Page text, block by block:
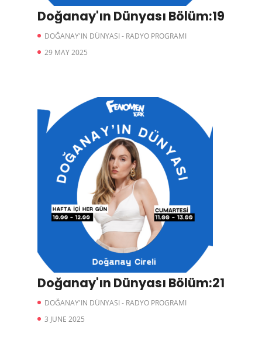
Doğanay'ın Dünyası Bölüm:19
DOĞANAY'IN DÜNYASI - RADYO PROGRAMI
29 MAY 2025
Doğanay'ın Dünyası Bölüm:21
DOĞANAY'IN DÜNYASI - RADYO PROGRAMI
3 JUNE 2025